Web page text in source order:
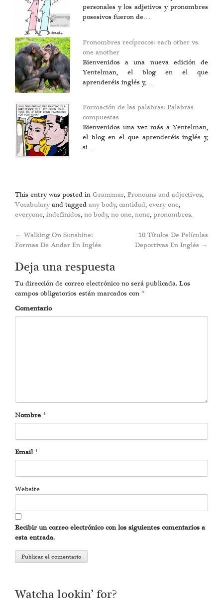
personales y los adjetivos y pronombres
posesivos fueron de…
Pronombres recíprocos: each other vs.
one another
Bienvenidos a una nueva edición de
Yentelman, el blog en el que
aprenderéis inglés y,…
Formación de las palabras: Palabras
compuestas
Bienvenidos una vez más a Yentelman,
el blog en el que aprenderéis inglés y,
si…
This entry was posted in Grammar, Pronouns and adjectives,
Vocabularyand tagged any body, cantidad, every one,
everyone, indefinidos, no body, no one, none, pronombres.
Post
navigation
← Walking On Sunshine:
Formas De Andar En Inglés
10 Títulos De Películas
Deportivas En Inglés →
Deja una respuesta
Tu dirección de correo electrónico no será publicada. Los
campos obligatorios están marcados con *
Comentario
Nombre *
Email *
Website
Recibir un correo electrónico con los siguientes comentarios a
esta entrada.
Watcha lookin’ for?